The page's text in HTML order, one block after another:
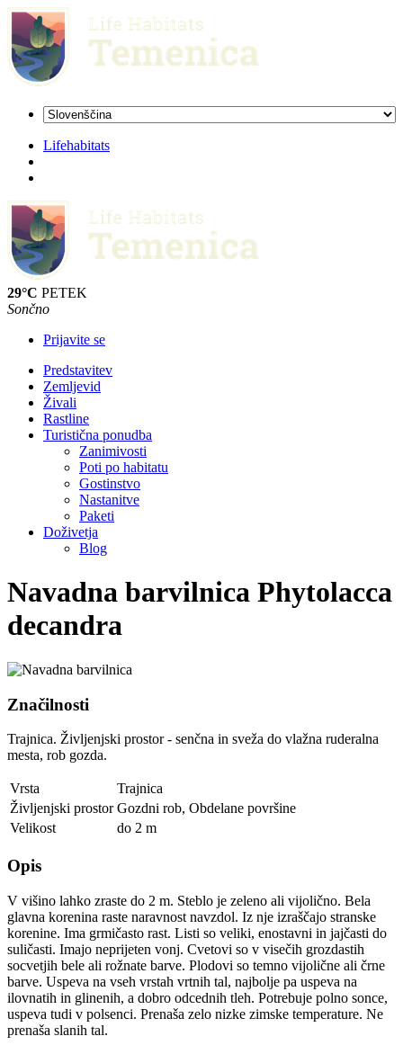
Lifehabitats
29°C PETEK
Sončno
Prijavite se
Predstavitev
Zemljevid
Živali
Rastline
Turistična ponudba
Zanimivosti
Poti po habitatu
Gostinstvo
Nastanitve
Paketi
Doživetja
Blog
Navadna barvilnica Phytolacca
decandra
Značilnosti
Trajnica. Življenjski prostor - senčna in sveža do vlažna ruderalna
mesta, rob gozda.
Vrsta
Trajnica
Življenjski prostor Gozdni rob, Obdelane površine
Velikost
do 2 m
Opis
V višino lahko zraste do 2 m. Steblo je zeleno ali vijolično. Bela
glavna korenina raste naravnost navzdol. Iz nje izraščajo stranske
korenine. Ima grmičasto rast. Listi so veliki, enostavni in jajčasti do
suličasti. Imajo neprijeten vonj. Cvetovi so v visečih grozdastih
socvetjih bele ali rožnate barve. Plodovi so temno vijolične ali črne
barve. Uspeva na vseh vrstah vrtnih tal, najbolje pa uspeva na
ilovnatih in glinenih, a dobro odcednih tleh. Potrebuje polno sonce,
uspeva tudi v polsenci. Prenaša zelo nizke zimske temperature. Ne
prenaša slanih tal.